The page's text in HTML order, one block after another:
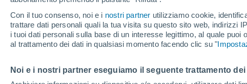
Con il tuo consenso, noi e i nostri partner utilizziamo cookie,
trattare dati personali quali la tua visita su questo sito web, indirizzi
i tuoi dati personali sulla base di un interesse legittimo, al quale
al trattamento dei dati in qualsiasi momento facendo clic su "
Noi e i nostri partner eseguiamo il seguente trattamento dei
Borgo Pace
Cantiano
Carpegna
Casteldelci